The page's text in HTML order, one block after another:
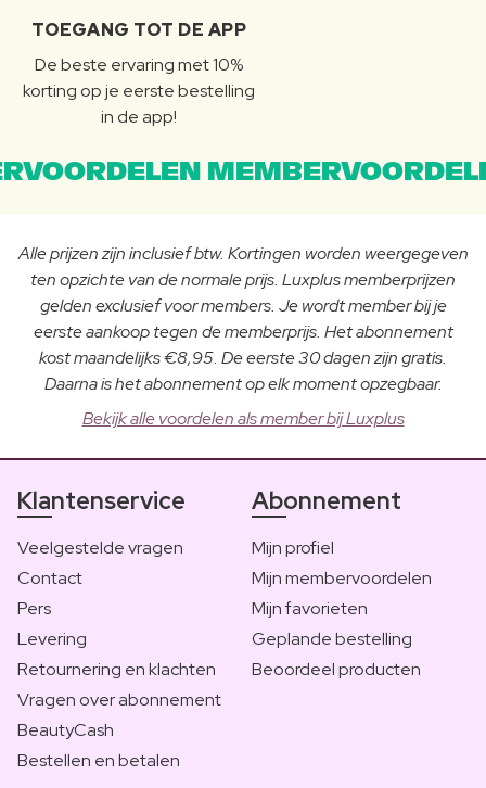
TOEGANG TOT DE APP
De beste ervaring met 10%
korting op je eerste bestelling
in de app!
Alle prijzen zijn inclusief btw. Kortingen worden weergegeven
ten opzichte van de normale prijs. Luxplus memberprijzen
gelden exclusief voor members. Je wordt member bij je
eerste aankoop tegen de memberprijs. Het abonnement
kost maandelijks €8,95. De eerste 30 dagen zijn gratis.
Daarna is het abonnement op elk moment opzegbaar.
Bekijk alle voordelen als member bij Luxplus
Klantenservice
Veelgestelde vragen
Contact
Pers
Levering
Retournering en klachten
Vragen over abonnement
BeautyCash
Bestellen en betalen
Abonnement
Mijn profiel
Mijn membervoordelen
Mijn favorieten
Geplande bestelling
Beoordeel producten